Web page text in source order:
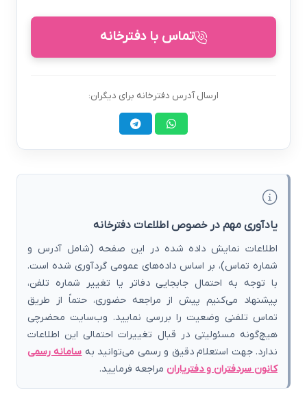
تماس با دفترخانه
ارسال آدرس دفترخانه برای دیگران:
یادآوری مهم در خصوص اطلاعات دفترخانه
اطلاعات نمایش داده شده در این صفحه (شامل آدرس و
شماره تماس)، بر اساس داده‌های عمومی گردآوری شده است.
با توجه به احتمال جابجایی دفاتر یا تغییر شماره تلفن،
پیشنهاد می‌کنیم پیش از مراجعه حضوری، حتماً از طریق
تماس تلفنی وضعیت را بررسی نمایید. وب‌سایت محضرچی
هیچ‌گونه مسئولیتی در قبال تغییرات احتمالی این اطلاعات
ندارد. جهت استعلام دقیق و رسمی می‌توانید بهسامانه رسمی
کانون سردفتران و دفتریاران مراجعه فرمایید.